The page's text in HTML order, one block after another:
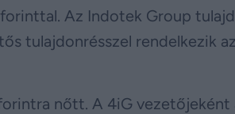
Az Indotek Group
tulajdonrésszel rendelkezik
nőtt. A 4iG vezetőjeként